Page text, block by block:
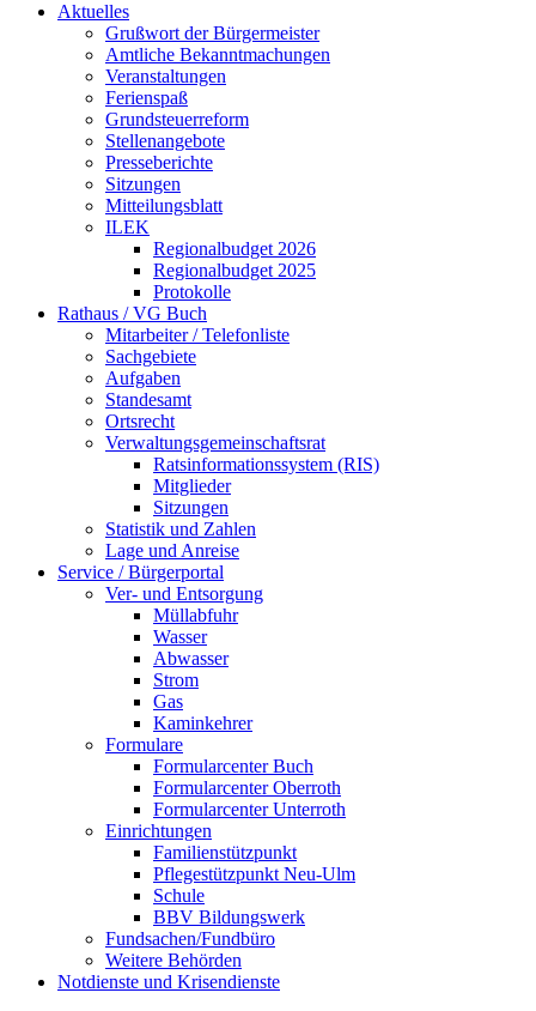
Aktuelles
Grußwort der Bürgermeister
Amtliche Bekanntmachungen
Veranstaltungen
Ferienspaß
Grundsteuerreform
Stellenangebote
Presseberichte
Sitzungen
Mitteilungsblatt
ILEK
Regionalbudget 2026
Regionalbudget 2025
Protokolle
Rathaus / VG Buch
Mitarbeiter / Telefonliste
Sachgebiete
Aufgaben
Standesamt
Ortsrecht
Verwaltungsgemeinschaftsrat
Ratsinformationssystem (RIS)
Mitglieder
Sitzungen
Statistik und Zahlen
Lage und Anreise
Service / Bürgerportal
Ver- und Entsorgung
Müllabfuhr
Wasser
Abwasser
Strom
Gas
Kaminkehrer
Formulare
Formularcenter Buch
Formularcenter Oberroth
Formularcenter Unterroth
Einrichtungen
Familienstützpunkt
Pflegestützpunkt Neu-Ulm
Schule
BBV Bildungswerk
Fundsachen/Fundbüro
Weitere Behörden
Notdienste und Krisendienste